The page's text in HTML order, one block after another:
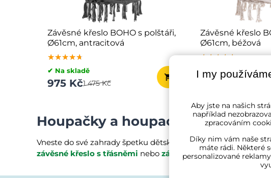
Závěsné křeslo BOHO s polštáři,
Ø61cm, antracitová
★★★★★
★★★★★
★★★★★
✔ Na skladě
975 Kč1 475 Kč
Závěsné křeslo
Ø61cm, béžová
★★★★★
★★★★★
★★★★★
✔ Na skladě
725 Kč
Houpačky a houpací sítě
Vneste do své zahrady špetku dětské hravosti a pohody. Líbí
závěsné křeslo s třásněmi nebo závěsnou houpačku na
I my
Aby jste na našich
například
zpracováním
Díky nim vám naše
máte rádi. Některé
personalizované